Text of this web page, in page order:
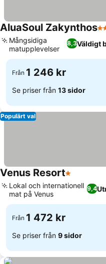
AluaSoul Zakynthos4
8,3Väldigt
Mångsidiga
matupplevelser
Från 1 246 kr
Se priser från 13 sidor
Populärt val
Venus Resort1 Stjärnor
9,4
Lokal och internationell
mat på Venus
Från 1 472 kr
Se priser från 9 sidor